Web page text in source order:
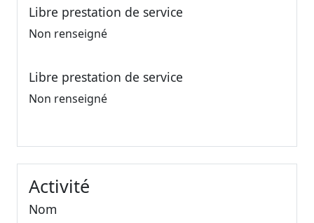
Libre prestation de service
Non renseigné
Libre prestation de service
Non renseigné
Activité
Nom